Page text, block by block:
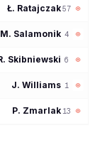
57
Ł Ratajczak
4
M Salamonik
6
Skibniewski
1
J Williams
13
P Zmarlak